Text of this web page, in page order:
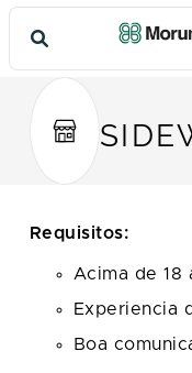
Requisitos:
Acima de 18
Experiencia
Boa